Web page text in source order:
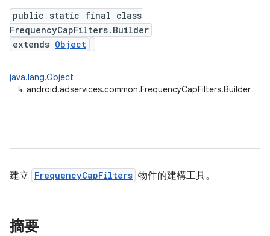
public static final class
FrequencyCapFilters.Builder
extends Object
java.lang.Object
↳ android.adservices.common.FrequencyCapFilters.Builder
建立 FrequencyCapFilters 物件的建構工具。
摘要